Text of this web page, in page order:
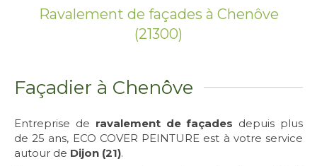
Ravalement de façades à Chenôve
(21300)
Façadier à Chenôve
Entreprise de ravalement de façades depuis plus
de 25 ans, ECO COVER PEINTURE est à votre service
autour de Dijon (21).